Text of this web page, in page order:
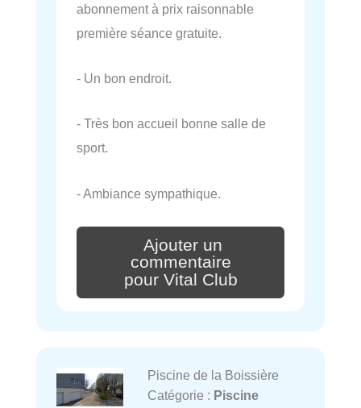
abonnement à prix raisonnable
première séance gratuite.
- Un bon endroit.
- Très bon accueil bonne salle de
sport.
- Ambiance sympathique.
Ajouter un
commentaire
pour Vital Club
Piscine de la Boissière
Catégorie : Piscine